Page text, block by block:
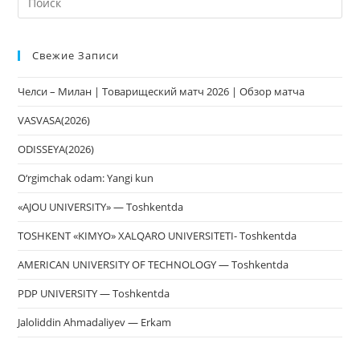
Свежие Записи
Челси – Милан | Товарищеский матч 2026 | Обзор матча
VASVASA(2026)
ODISSEYA(2026)
O‘rgimchak odam: Yangi kun
«AJOU UNIVERSITY» — Toshkentda
TOSHKENT «KIMYO» XALQARO UNIVERSITETI- Toshkentda
AMERICAN UNIVERSITY OF TECHNOLOGY — Toshkentda
PDP UNIVERSITY — Toshkentda
Jaloliddin Ahmadaliyev — Erkam